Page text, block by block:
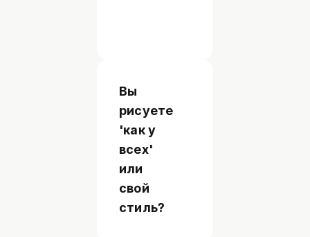
Вы
рисуете
'как у
всех'
или
свой
стиль?